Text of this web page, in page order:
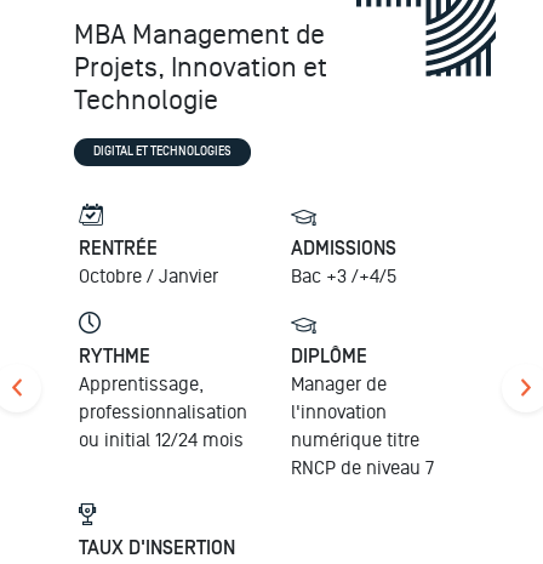
MBA Management de
Projets, Innovation et
Technologie
DIGITAL ET TECHNOLOGIES
RENTRÉE
Octobre / Janvier
ADMISSIONS
Bac +3 /+4/5
RYTHME
Apprentissage,
professionnalisation
ou initial 12/24 mois
DIPLÔME
Manager de
l'innovation
numérique titre
RNCP de niveau 7
TAUX D'INSERTION